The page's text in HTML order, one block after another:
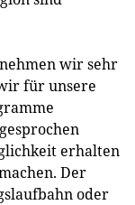
wir sehr
für unsere
erhalten
Der
oder